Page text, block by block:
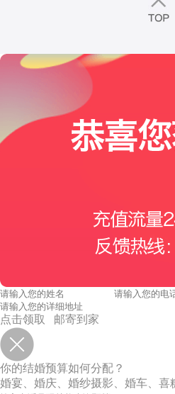
点击领取 邮寄到家
你的结婚预算如何分配？
婚宴、婚庆、婚纱摄影、婚车、喜